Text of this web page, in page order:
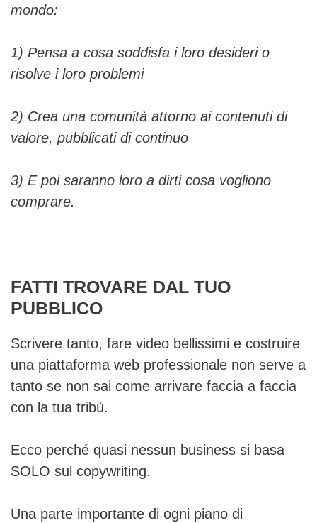
mondo:
1) Pensa a cosa soddisfa i loro desideri o
risolve i loro problemi
2) Crea una comunità attorno ai contenuti di
valore, pubblicati di continuo
3) E poi saranno loro a dirti cosa vogliono
comprare.
FATTI TROVARE DAL TUO
PUBBLICO
Scrivere tanto, fare video bellissimi e costruire
una piattaforma web professionale non serve a
tanto se non sai come arrivare faccia a faccia
con la tua tribù.
Ecco perché quasi nessun business si basa
SOLO sul copywriting.
Una parte importante di ogni piano di